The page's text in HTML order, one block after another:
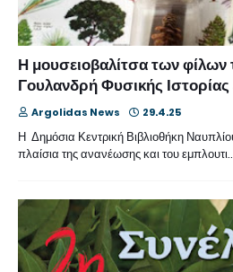
Η μουσειοβαλίτσα των φίλων
Γουλανδρή Φυσικής
Argolidas News 29.4.25
Η Δημόσια Κεντρική Βιβλιοθήκη
πλαίσια της ανανέωσης και του